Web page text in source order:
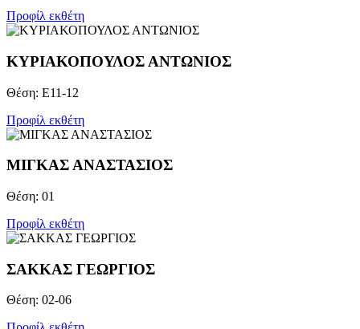
Προφίλ εκθέτη
ΚΥΡΙΑΚΟΠΟΥΛΟΣ ΑΝΤΩΝΙΟΣ
Θέση: Ε11-12
Προφίλ εκθέτη
ΜΙΓΚΑΣ ΑΝΑΣΤΑΣΙΟΣ
Θέση: 01
Προφίλ εκθέτη
ΣΑΚΚΑΣ ΓΕΩΡΓΙΟΣ
Θέση: 02-06